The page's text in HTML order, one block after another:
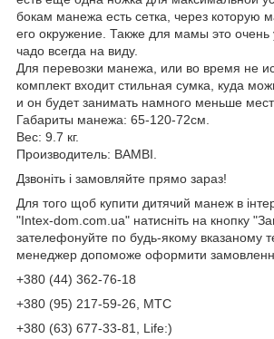
бокам манежа есть сетка, через которую
его окружение. Также для мамы это очень
чадо всегда на виду.
Для перевозки манежа, или во время не
комплект входит стильная сумка, куда
и он будет занимать намного меньше
Габариты манежа: 65-120-72см.
Вес: 9.7 кг.
Производитель: BAMBI.
Дзвоніть і замовляйте прямо зараз!
Для того щоб купити дитячий манеж в
"Intex-dom.com.ua" натисніть на кнопку
зателефонуйте по будь-якому вказаному
менеджер допоможе оформити
+380 (44) 362-76-18
+380 (95) 217-59-26, МТС
+380 (63) 677-33-81, Life:)